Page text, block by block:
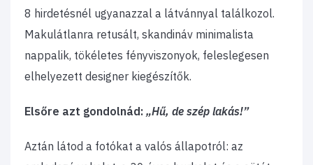
8 hirdetésnél ugyanazzal a látvánnyal találkozol.
Makulátlanra retusált, skandináv minimalista
nappalik, tökéletes fényviszonyok, feleslegesen
elhelyezett designer kiegészítők.
​Elsőre azt gondolnád: „Hű, de szép lakás!”
​Aztán látod a fotókat a valós állapotról: az